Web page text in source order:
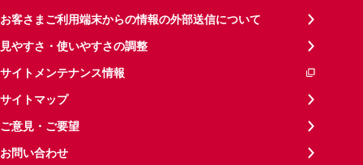
お客さまご利用端末からの情報の外部送信について
見やすさ・使いやすさの調整
サイトメンテナンス情報
サイトマップ
ご意見・ご要望
お問い合わせ